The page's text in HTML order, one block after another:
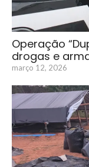
Operação
drogas e
março 12, 2026